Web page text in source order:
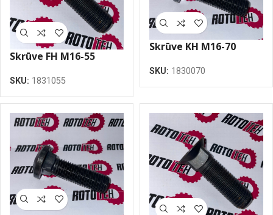
Skrūve FH M16-55
SKU: 1831055
Skrūve KH M16-70
SKU: 1830070